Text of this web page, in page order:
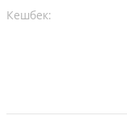
Кешбек: